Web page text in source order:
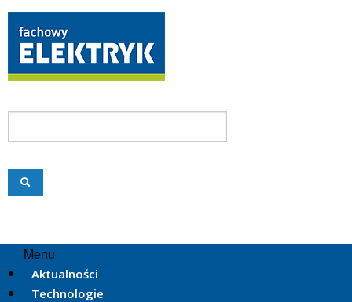
Menu
Aktualności
Technologie